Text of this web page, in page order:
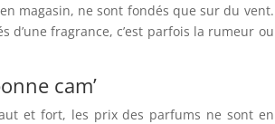
magasin, ne sont fondés que sur du vent.
fragrance, c’est parfois la rumeur ou
cam’
et fort, les prix des parfums ne sont en